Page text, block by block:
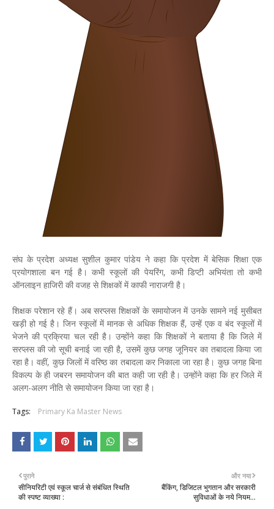
संघ के प्रदेश अध्यक्ष सुशील कुमार पांडेय ने कहा कि प्रदेश में बेसिक शिक्षा एक
प्रयोगशाला बन गई है। कभी स्कूलों की पेयरिंग, कभी डिप्टी अभियंता तो कभी
ऑनलाइन हाजिरी की वजह से शिक्षकों में काफी नाराजगी है।
शिक्षक परेशान रहे हैं। अब सरप्लस शिक्षकों के समायोजन में उनके सामने नई मुसीबत
खड़ी हो गई है। जिन स्कूलों में मानक से अधिक शिक्षक हैं, उन्हें एक व बंद स्कूलों में
भेजने की प्रक्रिया चल रही है। उन्होंने कहा कि शिक्षकों ने बताया है कि जिले में
सरप्लस की जो सूची बनाई जा रही है, उसमें कुछ जगह जूनियर का तबादला किया जा
रहा है। वहीं, कुछ जिलों में वरिष्ठ का तबादला कर निकाला जा रहा है। कुछ जगह बिना
विकल्प के ही जबरन समायोजन की बात कही जा रही है। उन्होंने कहा कि हर जिले में
अलग-अलग नीति से समायोजन किया जा रहा है।
Tags: Primary Ka Master News
और नया
बैंकिंग, डिजिटल भुगतान और सरकारी
सुविधाओं के नये नियम...
पुराने
सीनियरिटी एवं स्कूल चार्ज से संबंधित स्थिति
की स्पष्ट व्याख्या :